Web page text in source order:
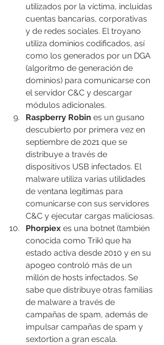
utilizados por la víctima, incluidas
cuentas bancarias, corporativas
y de redes sociales. El troyano
utiliza dominios codificados, así
como los generados por un DGA
(algoritmo de generación de
dominios) para comunicarse con
el servidor C&C y descargar
módulos adicionales.
Raspberry Robin es un gusano
descubierto por primera vez en
septiembre de 2021 que se
distribuye a través de
dispositivos USB infectados. El
malware utiliza varias utilidades
de ventana legítimas para
comunicarse con sus servidores
C&C y ejecutar cargas maliciosas.
Phorpiex es una botnet (también
conocida como Trik) que ha
estado activa desde 2010 y en su
apogeo controló más de un
millón de hosts infectados. Se
sabe que distribuye otras familias
de malware a través de
campañas de spam, además de
impulsar campañas de spam y
sextortion a gran escala.